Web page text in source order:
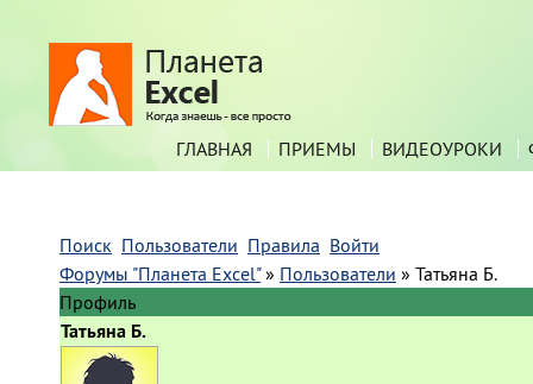
ГЛАВНАЯ ПРИЕМЫ ВИДЕОУРОКИ
Поиск Пользователи Правила Войти
Форумы "Планета Excel" » Пользователи » Татьяна Б.
Профиль
Татьяна Б.